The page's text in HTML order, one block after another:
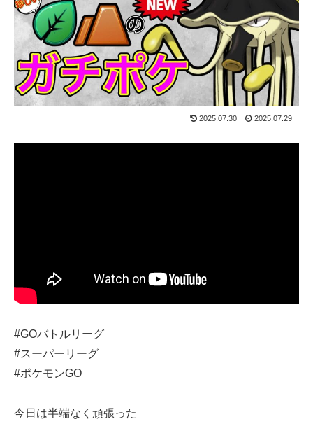
2025.07.30 2025.07.29
#GOバトルリーグ
#スーパーリーグ
#ポケモンGO
今日は半端なく頑張った